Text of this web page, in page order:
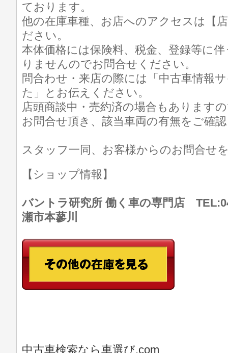
ております。
他の在庫車種、お店へのアクセスは【
ださい。
本体価格には保険料、税金、登録等に
りませんのでお問合せください。
問合わせ・来店の際には「中古車情報
た」とお伝えください。
店頭商談中・売約済の場合もあります
お問合せ頂き、該当車両の有無をご確
スタッフ一同、お客様からのお問合せ
【ショップ情報】
バントラ研究所 働く車の専門店
瀬市本蓼川
中古車検索なら車選び.com